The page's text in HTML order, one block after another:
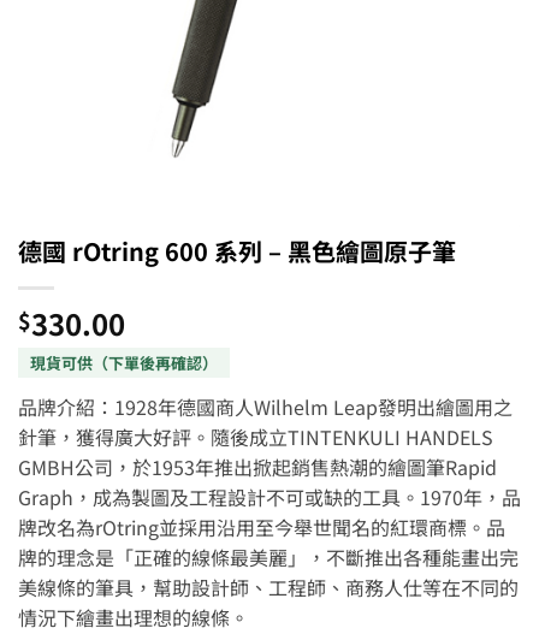
德國 rOtring 600 系列 – 黑色繪圖原子筆
$330.00
品牌介紹：1928年德國商人Wilhelm Leap發明出繪圖用之
針筆，獲得廣大好評。隨後成立TINTENKULI HANDELS
GMBH公司，於1953年推出掀起銷售熱潮的繪圖筆Rapid
Graph，成為製圖及工程設計不可或缺的工具。1970年，品
牌改名為rOtring並採用沿用至今舉世聞名的紅環商標。品
牌的理念是「正確的線條最美麗」，不斷推出各種能畫出完
美線條的筆具，幫助設計師、工程師、商務人仕等在不同的
情況下繪畫出理想的線條。